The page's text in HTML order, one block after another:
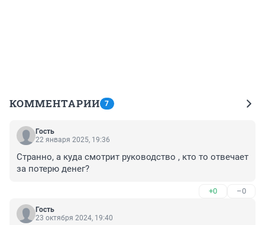
КОММЕНТАРИИ 7
Гость
22 января 2025, 19:36
Странно, а куда смотрит руководство , кто то отвечает
за потерю денег?
+0 –0
Гость
23 октября 2024, 19:40